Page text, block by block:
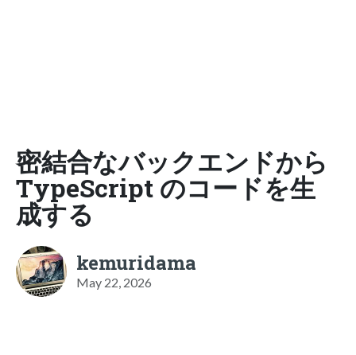
密結合なバックエンドから
TypeScript のコードを生
成する
kemuridama
May 22, 2026